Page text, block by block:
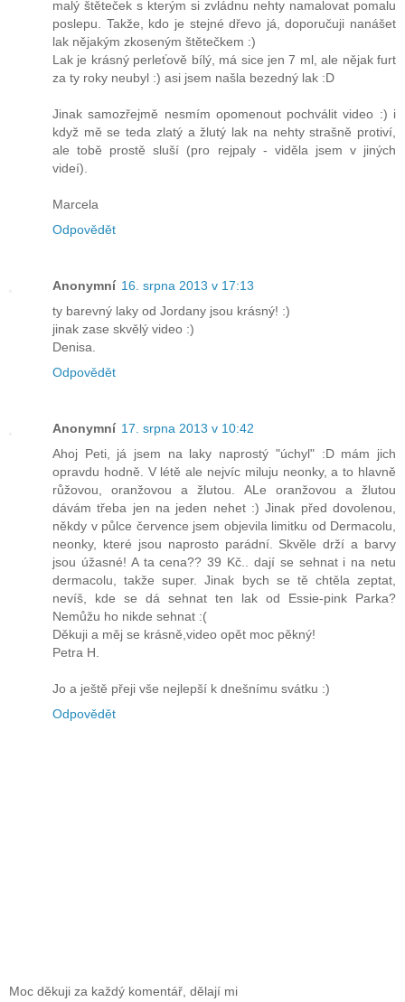
malý štěteček s kterým si zvládnu nehty namalovat pomalu
poslepu. Takže, kdo je stejné dřevo já, doporučuji nanášet
lak nějakým zkoseným štětečkem :)
Lak je krásný perleťově bílý, má sice jen 7 ml, ale nějak furt
za ty roky neubyl :) asi jsem našla bezedný lak :D
Jinak samozřejmě nesmím opomenout pochválit video :) i
když mě se teda zlatý a žlutý lak na nehty strašně protiví,
ale tobě prostě sluší (pro rejpaly - viděla jsem v jiných
videí).
Marcela
Odpovědět
Anonymní 16. srpna 2013 v 17:13
ty barevný laky od Jordany jsou krásný! :)
jinak zase skvělý video :)
Denisa.
Odpovědět
Anonymní 17. srpna 2013 v 10:42
Ahoj Peti, já jsem na laky naprostý "úchyl" :D mám jich
opravdu hodně. V létě ale nejvíc miluju neonky, a to hlavně
růžovou, oranžovou a žlutou. ALe oranžovou a žlutou
dávám třeba jen na jeden nehet :) Jinak před dovolenou,
někdy v půlce července jsem objevila limitku od Dermacolu,
neonky, které jsou naprosto parádní. Skvěle drží a barvy
jsou úžasné! A ta cena?? 39 Kč.. dají se sehnat i na netu
dermacolu, takže super. Jinak bych se tě chtěla zeptat,
nevíš, kde se dá sehnat ten lak od Essie-pink Parka?
Nemůžu ho nikde sehnat :(
Děkuji a měj se krásně,video opět moc pěkný!
Petra H.
Jo a ještě přeji vše nejlepší k dnešnímu svátku :)
Odpovědět
Moc děkuji za každý komentář, dělají mi